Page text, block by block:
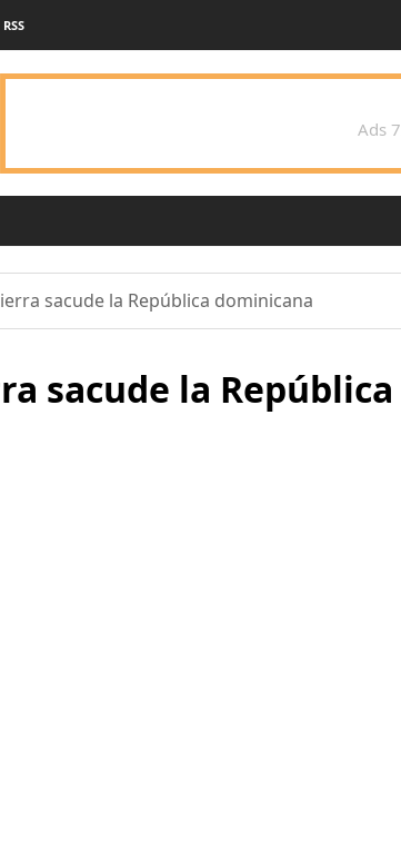
RSS
Ads
sacude la República dominicana
sacude la República